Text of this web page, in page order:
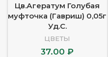
Цв.Агератум Голубая
муфточка (Гавриш) 0,05г
Уд.С.
ЦВЕТЫ
37.00₽